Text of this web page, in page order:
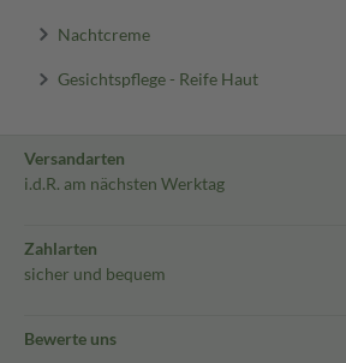
Nachtcreme
Gesichtspflege - Reife Haut
Versandarten
i.d.R. am nächsten Werktag
Zahlarten
sicher und bequem
Bewerte uns